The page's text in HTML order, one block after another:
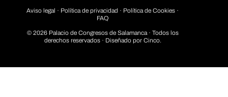
Aviso legal · Política de privacidad · Política de Cookies ·
FAQ
© 2026 Palacio de Congresos de Salamanca · Todos los
derechos reservados · Diseñado por Cinco.